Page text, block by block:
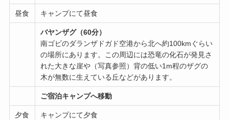
昼食 キャンプにて昼食
バヤンザグ（60分）
南ゴビのダランザドガド空港から北へ約100kmぐらい
の場所にあります。この周辺には恐竜の化石が発見さ
れた大きな崖や（写真参照）背の低い1m程のザグの
木が無数に生えている丘などがあります。
ご宿泊キャンプへ移動
夕食 キャンプにて夕食